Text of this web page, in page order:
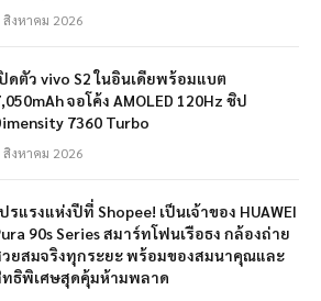
สิงหาคม 2026
ดตัว vivo S2 ในอินเดียพร้อมแบต
จอโค้ง AMOLED 120Hz ชิป
7360 Turbo
สิงหาคม 2026
รแรงแห่งปีที่ Shopee! เป็นเจ้าของ HUAWEI
90s Series สมาร์ทโฟนเรือธง กล้องถ่าย
ยสมจริงทุกระยะ พร้อมของสมนาคุณและ
ธิพิเศษสุดคุ้มห้ามพลาด